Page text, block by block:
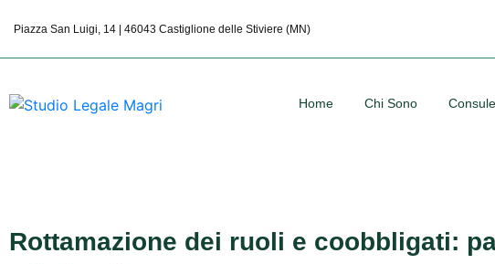
Piazza San Luigi, 14 | 46043 Castiglione delle Stiviere (MN)
Home Chi Sono
Rottamazione dei ruoli e coobbligati: